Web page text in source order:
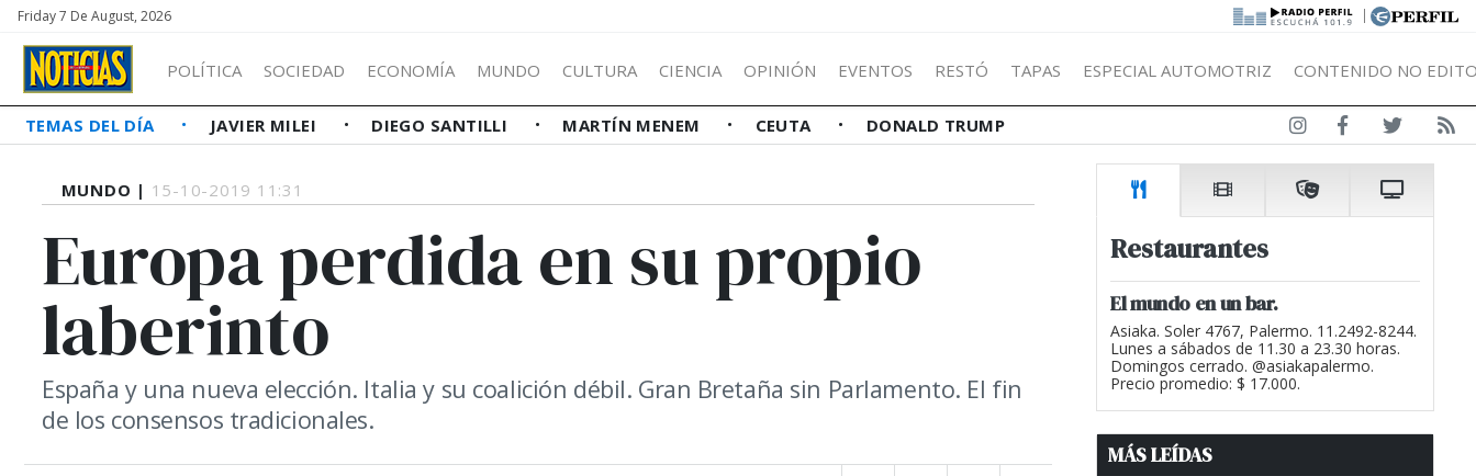
Friday 7 De August, 2026 |
POLÍTICA SOCIEDAD ECONOMÍA MUNDO CULTURA CIENCIA OPINIÓN EVENTOS RESTÓ TAPAS ESPECIAL AUTOMOTRIZ CONTENIDO NO
TEMAS DEL DÍA JAVIER MILEI DIEGO SANTILLI MARTÍN MENEM CEUTA DONALD TRUMP
MUNDO | 15-10-2019 11:31
Europa perdida en su propio
laberinto
España y una nueva elección. Italia y su coalición débil. Gran Bretaña sin Parlamento. El fin
de los consensos tradicionales.
Restaurantes
El mundo en un bar.
Asiaka. Soler 4767, Palermo. 11.2492-8244.
Lunes a sábados de 11.30 a 23.30 horas.
Domingos cerrado. @asiakapalermo.
Precio promedio: $ 17.000.
MÁS LEÍDAS